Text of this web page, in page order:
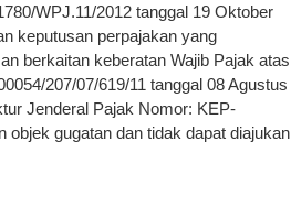
WPJ.11/2012 tanggal 19 Oktober
keputusan perpajakan yang
berkaitan keberatan Wajib Pajak atas
207/07/619/11 tanggal 08 Agustus
Jenderal Pajak Nomor: KEP-
objek gugatan dan tidak dapat diajukan